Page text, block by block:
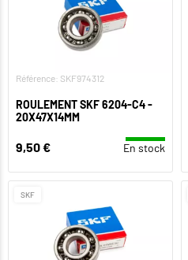
Référence: SKF974312
ROULEMENT SKF 6204-C4 -
20X47X14MM
9,50 € En stock
SKF